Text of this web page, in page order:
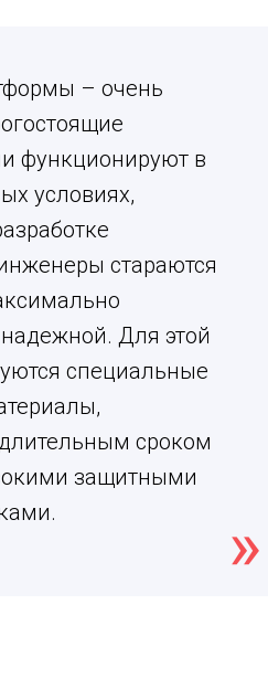
– очень
функционируют в
условиях,
стараются
Для этой
специальные
сроком
защитными